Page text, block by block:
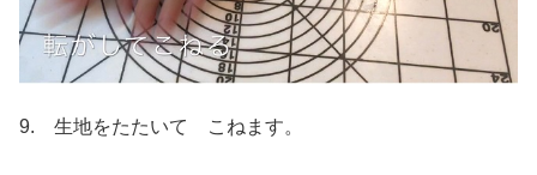
9. 生地をたたいて こねます。